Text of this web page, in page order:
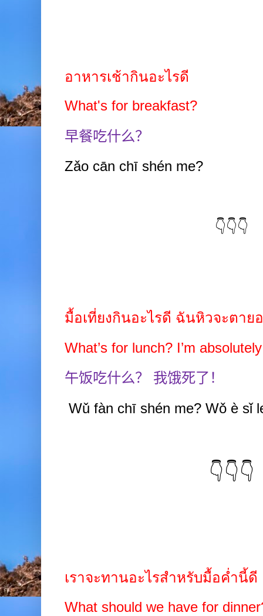
อาหารเช้ากินอะไรดี
What's for breakfast?
早餐吃什么？
Zǎo cān chī shén me?
👇👇👇
มื้อเที่ยงกินอะไรดี ฉันหิวจะตาย
What’s for lunch? I’m
午饭吃什么？
我饿死了！
Wǔ fàn chī shén me? Wǒ è sǐ
👇👇👇
เราจะทานอะไรสำหรับมื้อค่ำนี้ดี
What should we have for